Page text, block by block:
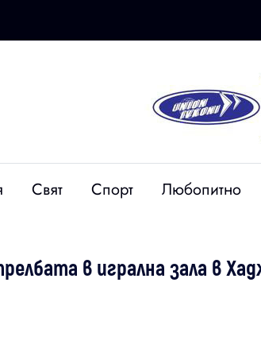
Свят Спорт Любопитно
в игрална зала в